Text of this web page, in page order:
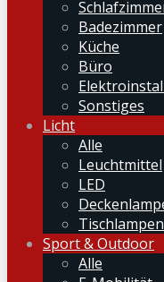
Badezimmer
Küche
Büro
Sonstiges
Licht
Alle
Leuchtmittel
LED
Tischlampen
Sport & Outdoor
Alle